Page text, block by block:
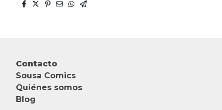
Contacto
Sousa Comics
Quiénes somos
Blog